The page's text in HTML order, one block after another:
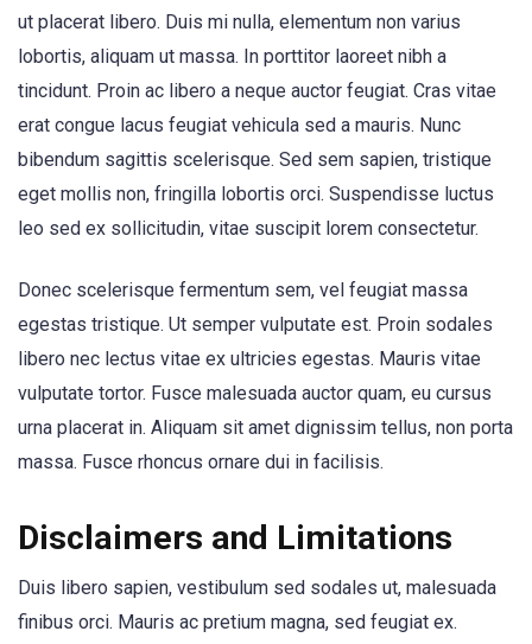
ut placerat libero. Duis mi nulla, elementum non varius
lobortis, aliquam ut massa. In porttitor laoreet nibh a
tincidunt. Proin ac libero a neque auctor feugiat. Cras vitae
erat congue lacus feugiat vehicula sed a mauris. Nunc
bibendum sagittis scelerisque. Sed sem sapien, tristique
eget mollis non, fringilla lobortis orci. Suspendisse luctus
leo sed ex sollicitudin, vitae suscipit lorem consectetur.
Donec scelerisque fermentum sem, vel feugiat massa
egestas tristique. Ut semper vulputate est. Proin sodales
libero nec lectus vitae ex ultricies egestas. Mauris vitae
vulputate tortor. Fusce malesuada auctor quam, eu cursus
urna placerat in. Aliquam sit amet dignissim tellus, non porta
massa. Fusce rhoncus ornare dui in facilisis.
Disclaimers and Limitations
Duis libero sapien, vestibulum sed sodales ut, malesuada
finibus orci. Mauris ac pretium magna, sed feugiat ex.